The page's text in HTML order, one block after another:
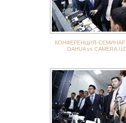
КОНФЕРЕНЦИЯ-СЕМИНАР
DAHUA vs CAMERA.UZ